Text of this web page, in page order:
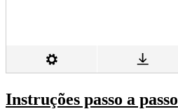
Instruções passo a passo